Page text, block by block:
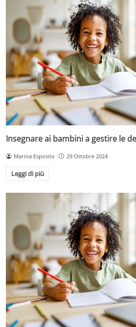
Insegnare ai bambini a gestire le
Marina Esposito 29 Ottobre 2024
Leggi di più